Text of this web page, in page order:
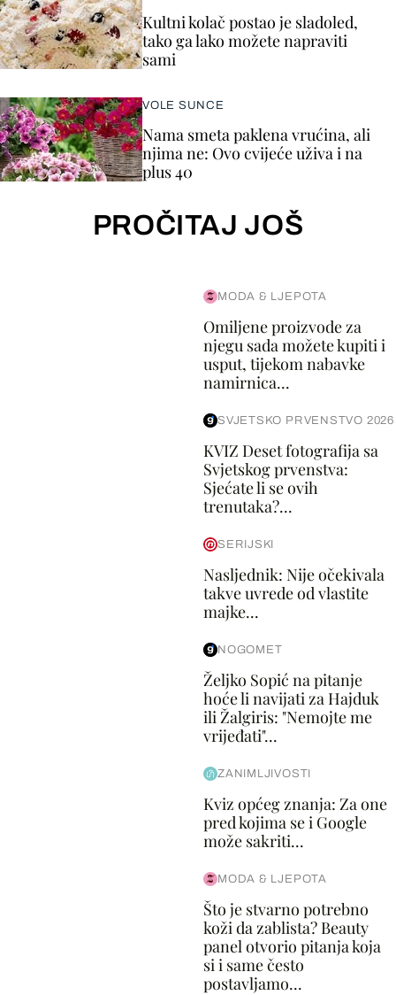
Kultni kolač postao je sladoled,
tako ga lako možete napraviti
sami
VOLE SUNCE
Nama smeta paklena vrućina, ali
njima ne: Ovo cvijeće uživa i na
plus 40
PROČITAJ JOŠ
MODA & LJEPOTA
Omiljene proizvode za
njegu sada možete kupiti i
usput, tijekom nabavke
namirnica...
SVJETSKO PRVENSTVO 2026
KVIZ Deset fotografija sa
Svjetskog prvenstva:
Sjećate li se ovih
trenutaka?...
SERIJSKI
Nasljednik: Nije očekivala
takve uvrede od vlastite
majke...
NOGOMET
Željko Sopić na pitanje
hoće li navijati za Hajduk
ili Žalgiris: "Nemojte me
vrijeđati"...
ZANIMLJIVOSTI
Kviz općeg znanja: Za one
pred kojima se i Google
može sakriti...
MODA & LJEPOTA
Što je stvarno potrebno
koži da zablista? Beauty
panel otvorio pitanja koja
si i same često
postavljamo...